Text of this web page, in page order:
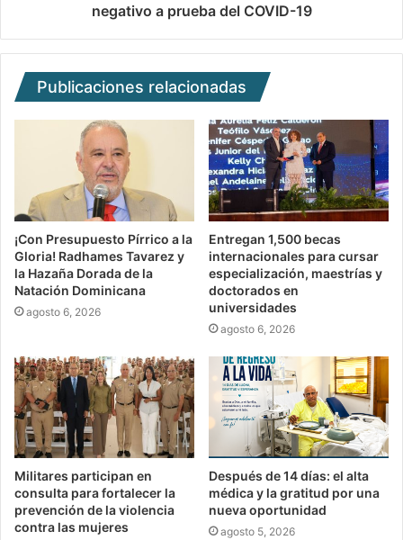
negativo a prueba del COVID-19
Publicaciones relacionadas
¡Con Presupuesto Pírrico a la
Gloria! Radhames Tavarez y
la Hazaña Dorada de la
Natación Dominicana
agosto 6, 2026
Entregan 1,500 becas
internacionales para cursar
especialización, maestrías y
doctorados en
universidades
agosto 6, 2026
Militares participan en
consulta para fortalecer la
prevención de la violencia
contra las mujeres
Después de 14 días: el alta
médica y la gratitud por una
nueva oportunidad
agosto 5, 2026